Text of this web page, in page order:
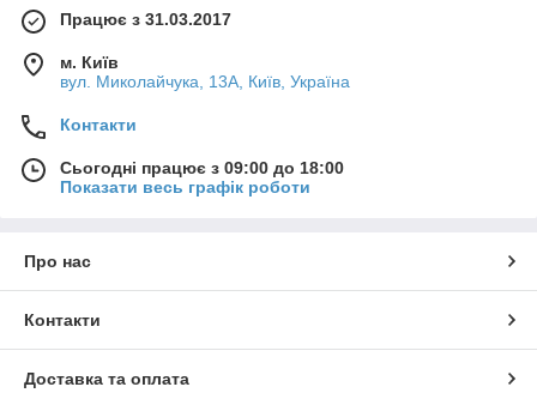
Працює з 31.03.2017
м. Київ
вул. Миколайчука, 13А, Київ, Україна
Контакти
Сьогодні працює з 09:00 до 18:00
Показати весь графік роботи
Про нас
Контакти
Доставка та оплата